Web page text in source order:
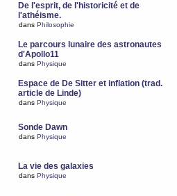
De l'esprit, de l'historicité et de
l'athéisme.
dans Philosophie
Le parcours lunaire des astronautes
d'Apollo11
dans Physique
Espace de De Sitter et inflation (trad.
article de Linde)
dans Physique
Sonde Dawn
dans Physique
La vie des galaxies
dans Physique